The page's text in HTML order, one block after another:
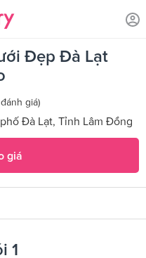
cảnh Đà Lạt Gói 1
Đẹp Đà Lạt
giá)
Đà Lạt, Tỉnh Lâm Đồng
giá
1